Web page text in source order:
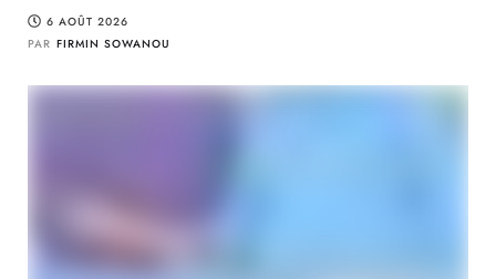
6 AOÛT 2026
PAR FIRMIN SOWANOU